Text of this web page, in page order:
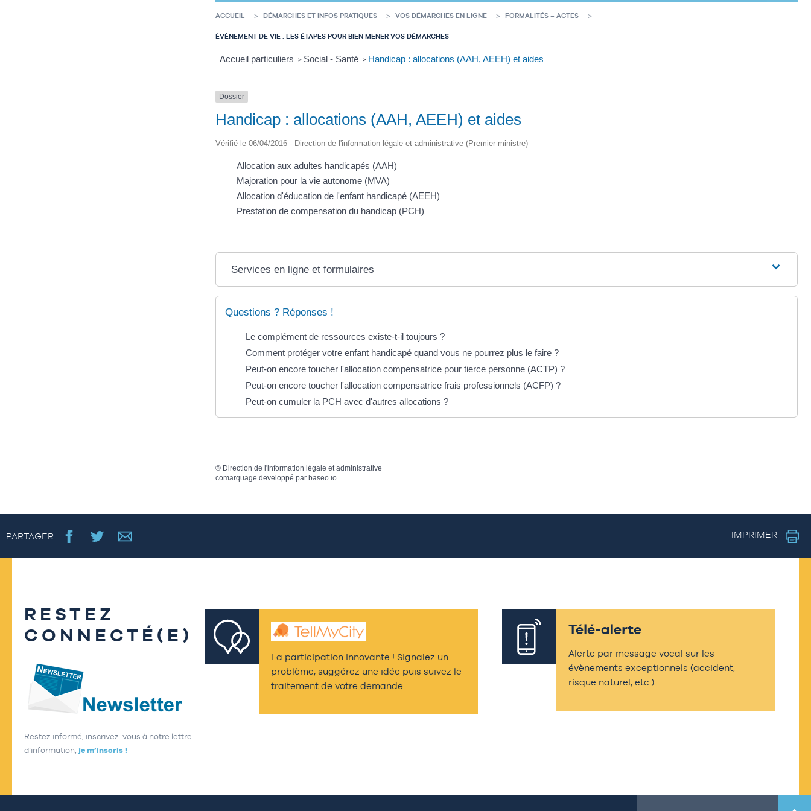
ACCUEIL DÉMARCHES ET INFOS PRATIQUES VOS DÉMARCHES EN LIGNE FORMALITÉS – ACTES
ÉVÈNEMENT DE VIE : LES ÉTAPES POUR BIEN MENER VOS DÉMARCHES
Accueil particuliers > Social - Santé > Handicap : allocations (AAH, AEEH) et aides
Dossier
Handicap : allocations (AAH, AEEH) et aides
Vérifié le 06/04/2016 - Direction de l'information légale et administrative (Premier ministre)
Allocation aux adultes handicapés (AAH)
Majoration pour la vie autonome (MVA)
Allocation d'éducation de l'enfant handicapé (AEEH)
Prestation de compensation du handicap (PCH)
Services en ligne et formulaires
Questions ? Réponses !
Le complément de ressources existe-t-il toujours ?
Comment protéger votre enfant handicapé quand vous ne pourrez plus le faire ?
Peut-on encore toucher l'allocation compensatrice pour tierce personne (ACTP) ?
Peut-on encore toucher l'allocation compensatrice frais professionnels (ACFP) ?
Peut-on cumuler la PCH avec d'autres allocations ?
© Direction de l'information légale et administrative
comarquage developpé par baseo.io
PARTAGER IMPRIMER
RESTEZ
CONNECTÉ(E)
Restez informé, inscrivez-vous à notre lettre
d’information, je m’inscris !
La participation innovante ! Signalez un
problème, suggérez une idée puis suivez le
traitement de votre demande.
Télé-alerte
Alerte par message vocal sur les
évènements exceptionnels (accident,
risque naturel, etc.)